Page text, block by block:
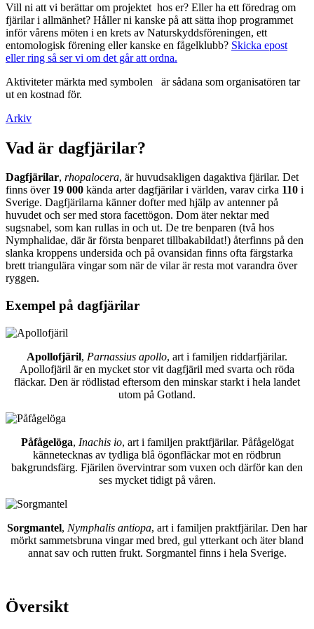
Vill ni att vi berättar om projektet hos er? Eller ha ett föredrag om
fjärilar i allmänhet? Håller ni kanske på att sätta ihop programmet
inför vårens möten i en krets av Naturskyddsföreningen, ett
entomologisk förening eller kanske en fågelklubb? Skicka epost
eller ring så ser vi om det går att ordna.
Aktiviteter märkta med symbolen
är sådana som organisatören tar
ut en kostnad för.
Arkiv
Vad är dagfjärilar?
Dagfjärilar, rhopalocera, är huvudsakligen dagaktiva fjärilar. Det
finns över 19 000 kända arter dagfjärilar i världen, varav cirka 110 i
Sverige. Dagfjärilarna känner dofter med hjälp av antenner på
huvudet och ser med stora facettögon. Dom äter nektar med
sugsnabel, som kan rullas in och ut. De tre benparen (två hos
Nymphalidae, där är första benparet tillbakabildat!) återfinns på den
slanka kroppens undersida och på ovansidan finns ofta färgstarka
brett triangulära vingar som när de vilar är resta mot varandra över
ryggen.
Exempel på dagfjärilar
Apollofjäril, Parnassius apollo, art i familjen riddarfjärilar.
Apollofjäril är en mycket stor vit dagfjäril med svarta och röda
fläckar. Den är rödlistad eftersom den minskar starkt i hela landet
utom på Gotland.
Påfågelöga, Inachis io, art i familjen praktfjärilar. Påfågelögat
kännetecknas av tydliga blå ögonfläckar mot en rödbrun
bakgrundsfärg. Fjärilen övervintrar som vuxen och därför kan den
ses mycket tidigt på våren.
Sorgmantel, Nymphalis antiopa, art i familjen praktfjärilar. Den har
mörkt sammetsbruna vingar med bred, gul ytterkant och äter bland
annat sav och rutten frukt. Sorgmantel finns i hela Sverige.
Översikt